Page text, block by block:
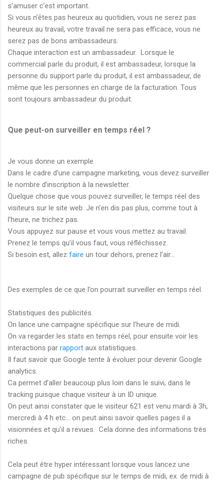
s’amuser c’est important.
Si vous n’êtes pas heureux au quotidien, vous ne serez pas
heureux au travail, votre travail ne sera pas efficace, vous ne
serez pas de bons ambassadeurs.
Chaque interaction est un ambassadeur. Lorsque le
commercial parle du produit, il est ambassadeur, lorsque la
personne du support parle du produit, il est ambassadeur, de
même que les personnes en charge de la facturation. Tous
sont toujours ambassadeur du produit.
Que peut-on surveiller en temps réel ?
Je vous donne un exemple.
Dans le cadre d’une campagne marketing, vous devez surveiller
le nombre d’inscription à la newsletter.
Quelque chose que vous pouvez surveiller, le temps réel des
visiteurs sur le site web. Je n’en dis pas plus, comme tout à
l’heure, ne trichez pas.
Vous appuyez sur pause et vous vous mettez au travail.
Prenez le temps qu’il vous faut, vous réfléchissez.
Si besoin est, allez faire un tour dehors, prenez l’air…
Des exemples de ce que l’on pourrait surveiller en temps réel.
Statistiques des publicités.
On lance une campagne spécifique sur l’heure de midi.
On va regarder les stats en temps réel, pour ensuite voir les
interactions par rapport aux statistiques.
Il faut savoir que Google tente à évoluer pour devenir Google
analytics.
Ca permet d’aller beaucoup plus loin dans le suivi, dans le
tracking puisque chaque visiteur à un ID unique.
On peut ainsi constater que le visiteur 621 est venu mardi à 3h,
mercredi à 4 h etc… on peut ainsi savoir quelles pages il a
visionnées et qu’il a revues. Cela donne des informations très
riches.
Cela peut être hyper intéressant lorsque vous lancez une
campagne de pub spécifique sur le temps de midi, ex. de midi à